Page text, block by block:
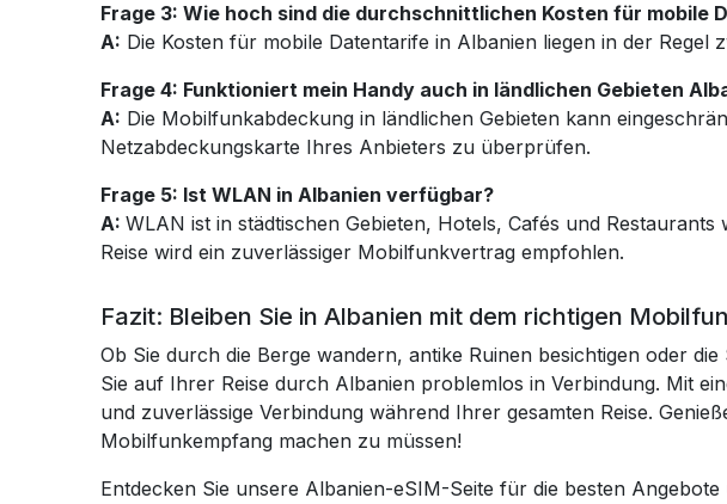
Frage 3: Wie hoch sind die durchschnittlichen Kosten für mobile
A: Die Kosten für mobile Datentarife in Albanien liegen in der
Frage 4: Funktioniert mein Handy auch in ländlichen Gebieten
A: Die Mobilfunkabdeckung in ländlichen Gebieten kann
Netzabdeckungskarte Ihres Anbieters zu überprüfen.
Frage 5: Ist WLAN in Albanien verfügbar?
A: WLAN ist in städtischen Gebieten, Hotels, Cafés und
Reise wird ein zuverlässiger Mobilfunkvertrag empfohlen.
Fazit: Bleiben Sie in Albanien mit dem richtigen
Ob Sie durch die Berge wandern, antike Ruinen besichtigen oder
Sie auf Ihrer Reise durch Albanien problemlos in Verbindung. Mit
und zuverlässige Verbindung während Ihrer gesamten Reise.
Mobilfunkempfang machen zu müssen!
Entdecken Sie unsere Albanien-eSIM-Seite für die besten